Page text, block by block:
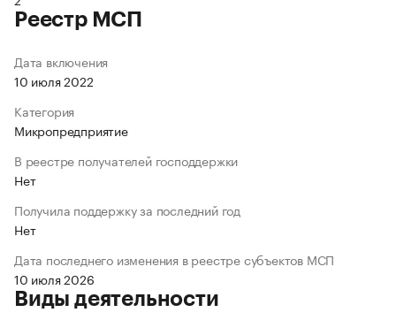
Реестр МСП
Дата включения
10 июля 2022
Категория
Микропредприятие
В реестре получателей господдержки
Нет
Получила поддержку за последний год
Нет
Дата последнего изменения в реестре субъектов МСП
10 июля 2026
Виды деятельности